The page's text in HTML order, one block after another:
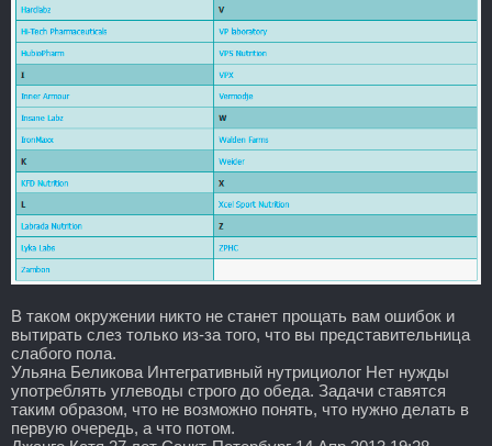
В таком окружении никто не станет прощать вам ошибок и
вытирать слез только из-за того, что вы представительница
слабого пола.
Ульяна Беликова Интегративный нутрициолог Нет нужды
употреблять углеводы строго до обеда. Задачи ставятся
таким образом, что не возможно понять, что нужно делать в
первую очередь, а что потом.